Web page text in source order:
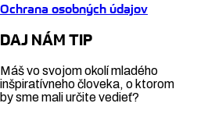
Ochrana osobných údajov
DAJ NÁM TIP
Máš vo svojom okolí mladého
inšpiratívneho človeka, o ktorom
by sme mali určite vedieť?